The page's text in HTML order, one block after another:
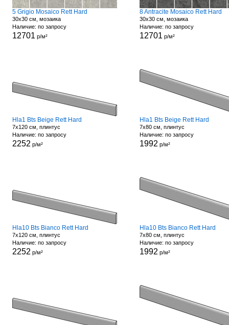
5 Grigio Mosaico Rett Hard
30x30 см, мозаика
Наличие: по запросу
12701 р/м²
8 Antracite Mosaico Rett Hard
30x30 см, мозаика
Наличие: по запросу
12701 р/м²
Hla1 Bts Beige Rett Hard
7x120 см, плинтус
Наличие: по запросу
2252 р/м²
Hla1 Bts Beige Rett Hard
7x80 см, плинтус
Наличие: по запросу
1992 р/м²
Hla10 Bts Bianco Rett Hard
7x120 см, плинтус
Наличие: по запросу
2252 р/м²
Hla10 Bts Bianco Rett Hard
7x80 см, плинтус
Наличие: по запросу
1992 р/м²